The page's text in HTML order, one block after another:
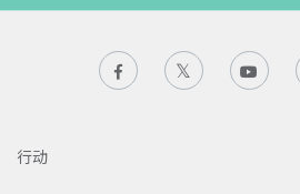
行动